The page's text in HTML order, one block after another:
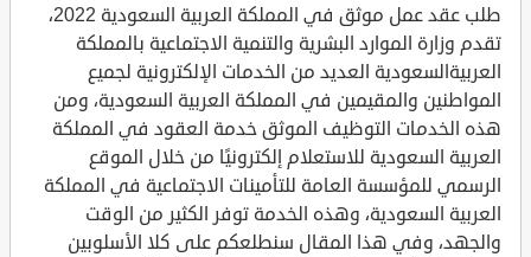
طلب عقد عمل موثق في المملكة العربية السعودية 2022،
تقدم وزارة الموارد البشرية والتنمية الاجتماعية بالمملكة
العربيةالسعودية العديد من الخدمات الإلكترونية لجميع
المواطنين والمقيمين في المملكة العربية السعودية، ومن
هذه الخدمات التوظيف الموثق خدمة العقود في المملكة
العربية السعودية للاستعلام إلكترونيًا من خلال الموقع
الرسمي للمؤسسة العامة للتأمينات الاجتماعية في المملكة
العربية السعودية، وهذه الخدمة توفر الكثير من الوقت
والجهد، وفي هذا المقال سنطلعكم على كلا الأسلوبين